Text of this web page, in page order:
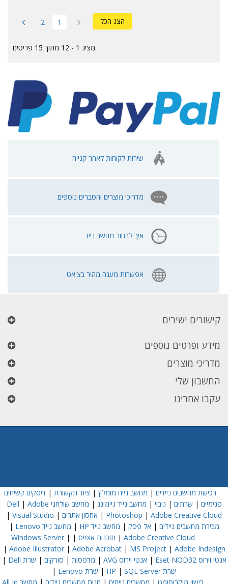
הצג הכל 1
2
מציג 1 - 12 מתוך 15 פריטים
שירות לקוחות לאחר קנייה
מדריכי מוצרים והסברים נוספים
איך לבחור מחשב נייד
אפשרות מענה מהיר בצ'אט
קישורים ישירים
מידע ופרטים נוספים
מדריכי מוצרים
החשבון שלי
עקבו אחרינו
רכישת מחשבים ניידים | מחשב נייח מומלץ | ציוד תקשורת |דיסקים קשיחים
פנימיים | שרתים | גיבוי | מחשב נייד גיימינג | מחשב שולחני Dell | Adobe
Photoshop | Adobe Creative Cloud
| אחסון אתרים |
Visual Studio
|
מכירת מחשבים ניידים | אל פסק | מחשב נייד HP | מחשב נייד Lenovo
|
Adobe Creative Cloud
| תוכנות אופיס |
Windows Server|
Adobe Illustrator| Adobe Acrobat| MS Project| Adobe Indesign
|
אנטי וירוס Eset NOD32
| אנטי וירוס AVG | מדפסות | סורקים | שרת Dell
|
שרת HP
| SQL Server
| שרת Lenovo
|